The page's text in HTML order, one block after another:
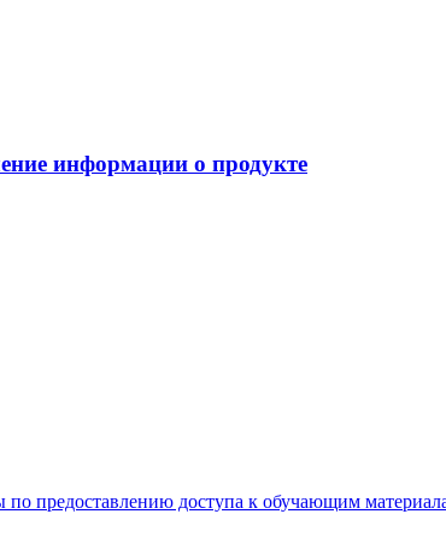
информации о продукте
по предоставлению доступа к обучающим